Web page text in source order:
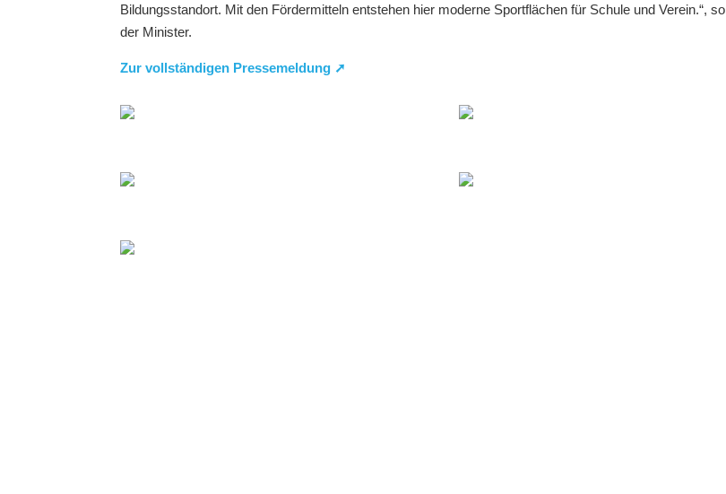
Bildungsstandort. Mit den Fördermitteln entstehen hier moderne Sportflächen für Schule und Verein.“, so
der Minister.
Zur vollständigen Pressemeldung ➚